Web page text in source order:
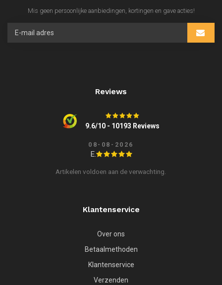
Mis geen persoonlijke aanbiedingen, kortingen en gave acties!
Reviews
9.6/10 - 10193 Reviews
08-08-2026
E.
Artikelen voldoen aan de verwachting.
Klantenservice
Over ons
Betaalmethoden
Klantenservice
Verzenden